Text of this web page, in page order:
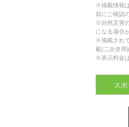
※掲載情報
前にご確認
※自然災害
になる場合
※掲載され
載(二次使用)
※表示料金
ス